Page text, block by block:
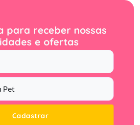
para receber nossas
e ofertas
Cadastrar